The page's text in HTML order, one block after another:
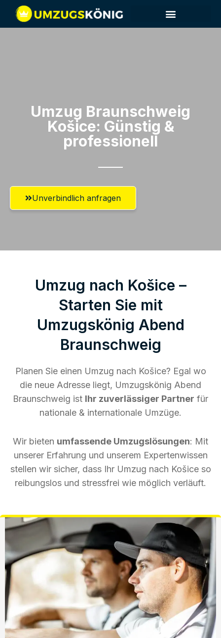
Umzug Braunschweig​
Košice: Günstig &
professionell​
Unverbindlich anfragen
Umzug nach Košice –
Starten Sie mit
Umzugskönig Abend
Braunschweig
Planen Sie einen Umzug nach Košice? Egal wo
die neue Adresse liegt, Umzugskönig Abend
Braunschweig ist Ihr zuverlässiger Partner für
nationale & internationale Umzüge.
Wir bieten umfassende Umzugslösungen: Mit
unserer Erfahrung und unserem Expertenwissen
stellen wir sicher, dass Ihr Umzug nach Košice so
reibungslos und stressfrei wie möglich verläuft.